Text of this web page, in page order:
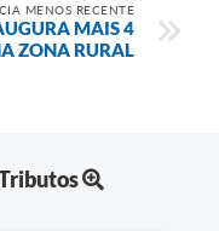
MENOS RECENTE
MAIS 4
ZONA RURAL